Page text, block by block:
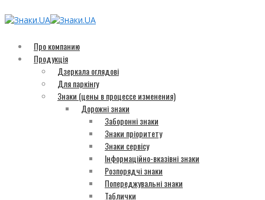
Про компанию
Продукція
Дзеркала оглядові
Для паркінгу
Знаки (цены в процессе изменения)
Дорожні знаки
Заборонні знаки
Знаки пріоритету
Знаки сервісу
Інформаційно-вказівні знаки
Розпорядчі знаки
Попереджувальні знаки
Таблички